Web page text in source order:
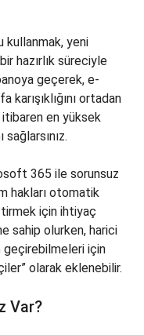
kullanmak, yeni
hazırlık süreciyle
geçerek, e-
ortadan
itibaren en yüksek
365 ile sorunsuz
hakları otomatik
için ihtiyaç
sahip olurken, harici
geçirebilmeleri için
olarak eklenebilir.
Var?